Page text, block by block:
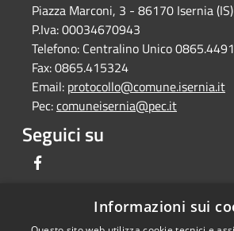
Piazza Marconi, 3 - 86170 Isernia (IS)
P.Iva:00034670943
Telefono: Centralino Unico 0865.4491
Fax:0865.415324
Email: protocollo@comune.isernia.it
Pec:comuneisernia@pec.it
Seguici su
Informazioni sui